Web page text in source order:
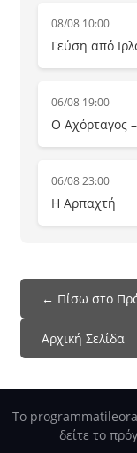
08/08 10:00
Γεύση από
06/08 19:00
Ο Αχόρταγος
06/08 23:00
Η Αρπαχτή
← Πίσω στο
Αρχική Σελίδα
Το
δείτε το